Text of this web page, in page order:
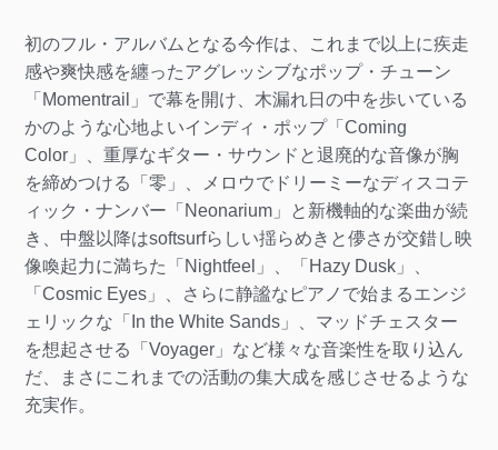
初のフル・アルバムとなる今作は、これまで以上に疾走
感や爽快感を纏ったアグレッシブなポップ・チューン
「Momentrail」で幕を開け、木漏れ日の中を歩いている
かのような心地よいインディ・ポップ「Coming
Color」、重厚なギター・サウンドと退廃的な音像が胸
を締めつける「零」、メロウでドリーミーなディスコテ
ィック・ナンバー「Neonarium」と新機軸的な楽曲が続
き、中盤以降はsoftsurfらしい揺らめきと儚さが交錯し映
像喚起力に満ちた「Nightfeel」、「Hazy Dusk」、
「Cosmic Eyes」、さらに静謐なピアノで始まるエンジ
ェリックな「In the White Sands」、マッドチェスター
を想起させる「Voyager」など様々な音楽性を取り込ん
だ、まさにこれまでの活動の集大成を感じさせるような
充実作。